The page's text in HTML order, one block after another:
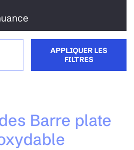
APPLIQUER LES
FILTRES
Barre plate